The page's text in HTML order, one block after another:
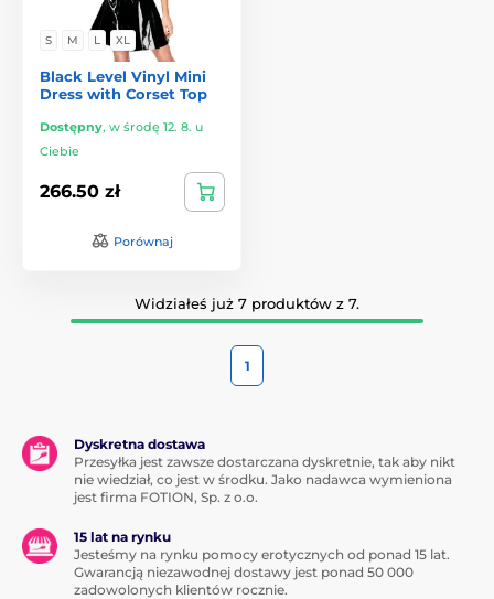
S M L XL
Black Level Vinyl Mini
Dress with Corset Top
Dostępny, w środę 12. 8. u
Ciebie
266.50 zł
Porównaj
Widziałeś już 7 produktów z 7.
1
Dyskretna dostawa
Przesyłka jest zawsze dostarczana dyskretnie, tak aby nikt
nie wiedział, co jest w środku. Jako nadawca wymieniona
jest firma FOTION, Sp. z o.o.
15 lat na rynku
Jesteśmy na rynku pomocy erotycznych od ponad 15 lat.
Gwarancją niezawodnej dostawy jest ponad 50 000
zadowolonych klientów rocznie.